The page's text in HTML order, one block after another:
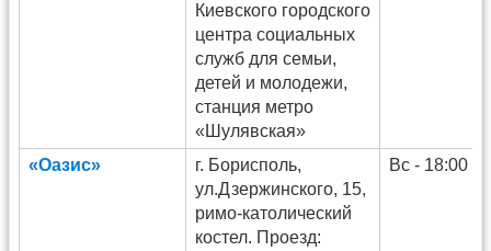
Киевского городского
центра социальных
служб для семьи,
детей и молодежи,
станция метро
«Шулявская»
«Оазис»
г. Борисполь,
ул.Дзержинского, 15,
римо-католический
костел. Проезд:
Вс - 18:00